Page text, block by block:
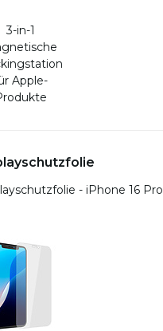
3-in-1
Apple-
- iPhone 16 Pro